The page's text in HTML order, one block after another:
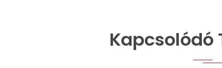
Kapcsolódó